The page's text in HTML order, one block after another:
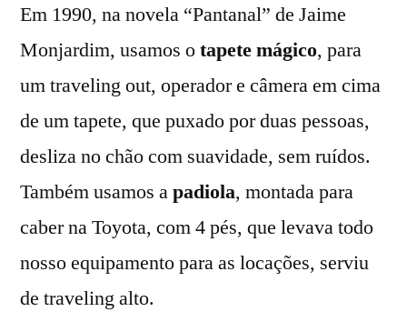
Em 1990, na novela “Pantanal” de Jaime
Monjardim, usamos otapete mágico, para
um traveling out, operador e câmera em cima
de um tapete, que puxado por duas pessoas,
desliza no chão com suavidade, sem ruídos.
Também usamos apadiola, montada para
caber na Toyota, com 4 pés, que levava todo
nosso equipamento para as locações, serviu
de traveling alto.